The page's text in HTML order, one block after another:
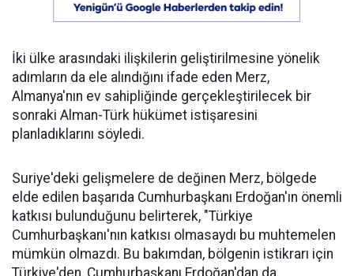
İki ülke arasındaki ilişkilerin geliştirilmesine yönelik
adımların da ele alındığını ifade eden Merz,
Almanya'nın ev sahipliğinde gerçekleştirilecek bir
sonraki Alman-Türk hükümet istişaresini
planladıklarını söyledi.
Suriye'deki gelişmelere de değinen Merz, bölgede
elde edilen başarıda Cumhurbaşkanı Erdoğan'ın önemli
katkısı bulunduğunu belirterek, "Türkiye
Cumhurbaşkanı'nın katkısı olmasaydı bu muhtemelen
mümkün olmazdı. Bu bakımdan, bölgenin istikrarı için
Türkiye'den, Cumhurbaşkanı Erdoğan'dan da